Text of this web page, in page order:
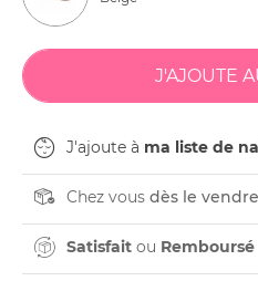
J'ajoute à ma liste de
Chez vous dès le
Satisfait ou Remboursé